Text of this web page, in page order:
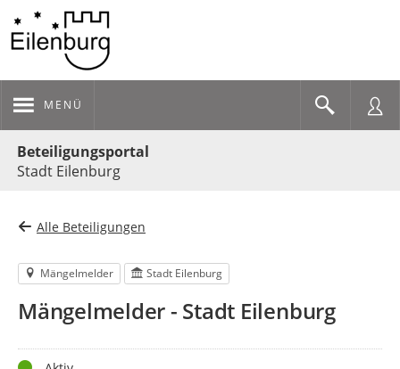
MENÜ
Beteiligungsportal
Stadt Eilenburg
Alle Beteiligungen
Mängelmelder Stadt Eilenburg
Mängelmelder - Stadt Eilenburg